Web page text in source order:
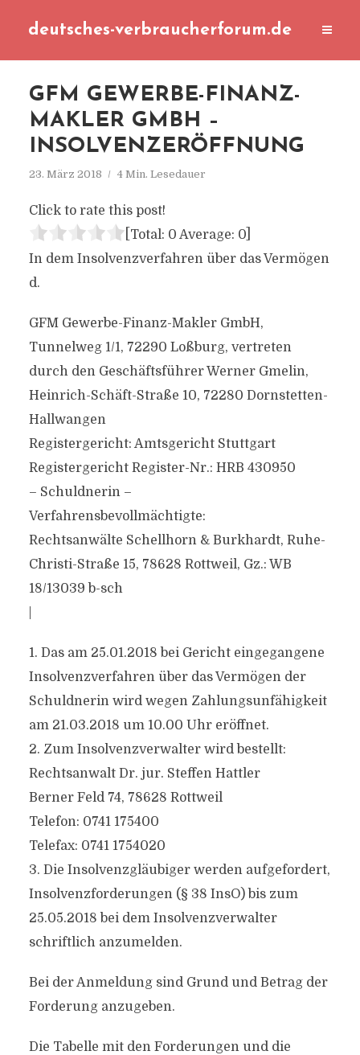
deutsches-verbraucherforum.de
GFM GEWERBE-FINANZ-
MAKLER GMBH –
INSOLVENZERÖFFNUNG
23. März 2018 4 Min. Lesedauer
Click to rate this post!
[Total: 0 Average: 0]
In dem Insolvenzverfahren über das Vermögen
d.
GFM Gewerbe-Finanz-Makler GmbH,
Tunnelweg 1/1, 72290 Loßburg, vertreten
durch den Geschäftsführer Werner Gmelin,
Heinrich-Schäft-Straße 10, 72280 Dornstetten-
Hallwangen
Registergericht: Amtsgericht Stuttgart
Registergericht Register-Nr.: HRB 430950
– Schuldnerin –
Verfahrensbevollmächtigte:
Rechtsanwälte Schellhorn & Burkhardt, Ruhe-
Christi-Straße 15, 78628 Rottweil, Gz.: WB
18/13039 b-sch
1. Das am 25.01.2018 bei Gericht eingegangene
Insolvenzverfahren über das Vermögen der
Schuldnerin wird wegen Zahlungsunfähigkeit
am 21.03.2018 um 10.00 Uhr eröffnet.
2. Zum Insolvenzverwalter wird bestellt:
Rechtsanwalt Dr. jur. Steffen Hattler
Berner Feld 74, 78628 Rottweil
Telefon: 0741 175400
Telefax: 0741 1754020
3. Die Insolvenzgläubiger werden aufgefordert,
Insolvenzforderungen (§ 38 InsO) bis zum
25.05.2018 bei dem Insolvenzverwalter
schriftlich anzumelden.
Bei der Anmeldung sind Grund und Betrag der
Forderung anzugeben.
Die Tabelle mit den Forderungen und die